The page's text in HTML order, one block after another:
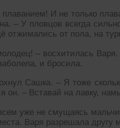
И не только
– У пловцов всегда
отжимались от пола, на
– восхитилась
и бросила.
Сашка. – Я тоже
он. – Вставай на лавку,
уже не смущаясь
Варя разрешала другу